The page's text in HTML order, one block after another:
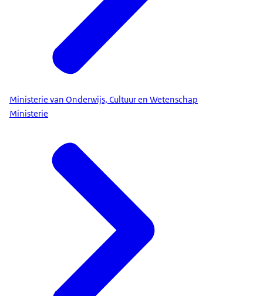
Ministerie van Onderwijs, Cultuur en Wetenschap
Ministerie